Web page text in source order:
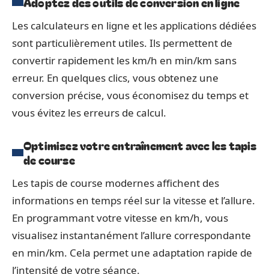
Les calculateurs en ligne et les applications dédiées
sont particulièrement utiles. Ils permettent de
convertir rapidement les km/h en min/km sans
erreur. En quelques clics, vous obtenez une
conversion précise, vous économisez du temps et
vous évitez les erreurs de calcul.
Optimisez votre entraînement avec les tapis
de course
Les tapis de course modernes affichent des
informations en temps réel sur la vitesse et l’allure.
En programmant votre vitesse en km/h, vous
visualisez instantanément l’allure correspondante
en min/km. Cela permet une adaptation rapide de
l’intensité de votre séance.